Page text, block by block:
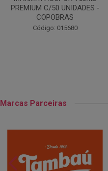
CH-002A COPOBRAS 100UN
Código: 037536
Marcas Parceiras